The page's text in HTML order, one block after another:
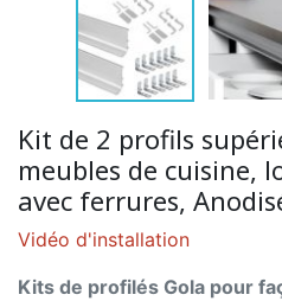
Kit de 2 profils
meubles de cuisine,
avec ferrures,
Vidéo d'installation
Kits de profilés Gola pour